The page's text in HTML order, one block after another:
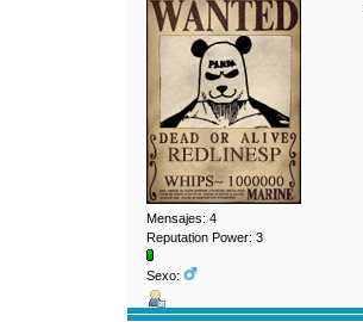
Mensajes: 4
Reputation Power: 3
Sexo: